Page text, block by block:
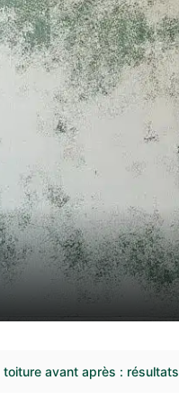
toiture avant après :